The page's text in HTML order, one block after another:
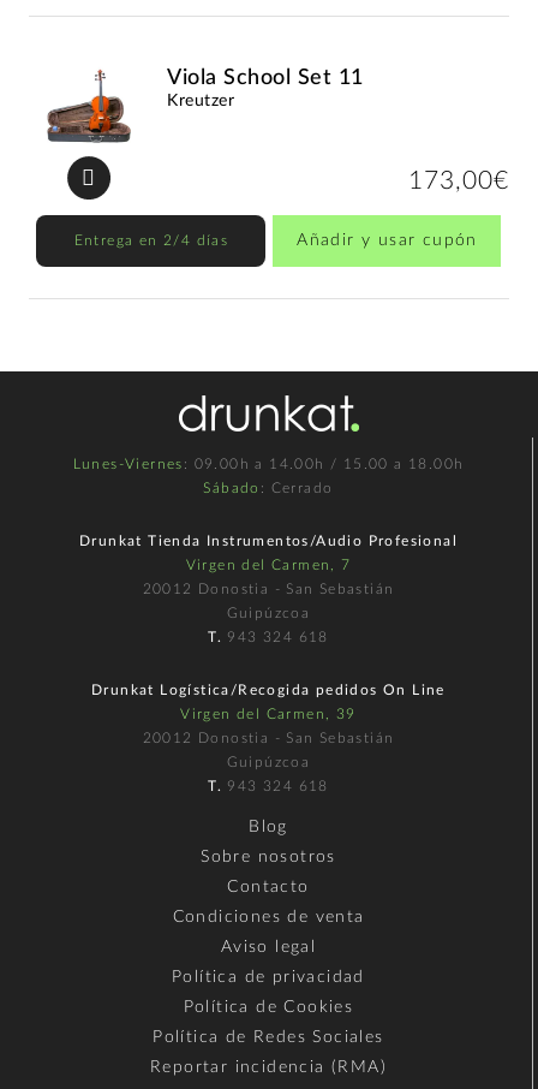
Viola School Set 11
Kreutzer
173,00€
Entrega en 2/4 días Añadir y usar cupón
Lunes-Viernes : 09.00h a 14.00h / 15.00 a 18.00h
Sábado : Cerrado
Drunkat Tienda Instrumentos/Audio Profesional
Virgen del Carmen, 7
20012 Donostia - San Sebastián
Guipúzcoa
T. 943 324 618
Drunkat Logística/Recogida pedidos On Line
Virgen del Carmen, 39
20012 Donostia - San Sebastián
Guipúzcoa
T. 943 324 618
Blog
Sobre nosotros
Contacto
Condiciones de venta
Aviso legal
Política de privacidad
Política de Cookies
Política de Redes Sociales
Reportar incidencia (RMA)